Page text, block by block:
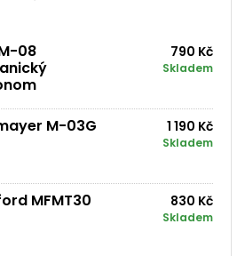
08
790 Kč
Skladem
M-03G 1 190 Kč
Skladem
MFMT30 830 Kč
Skladem